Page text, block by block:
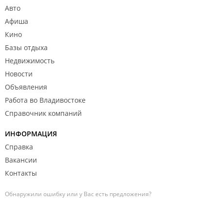
Авто
Афиша
Кино
Базы отдыха
Недвижимость
Новости
Объявления
Работа во Владивостоке
Справочник компаний
ИНФОРМАЦИЯ
Справка
Вакансии
Контакты
Обнаружили ошибку или у Вас есть предложения?